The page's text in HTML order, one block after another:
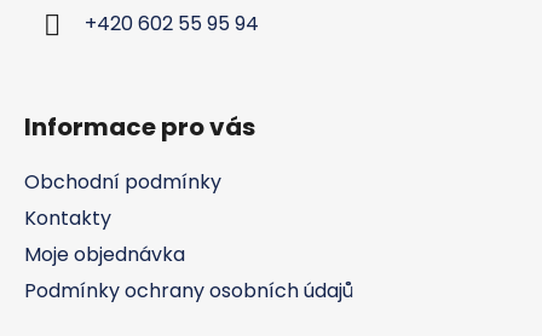
u
+420 602 55 95 94
Informace pro vás
Obchodní podmínky
Kontakty
Moje objednávka
Podmínky ochrany osobních údajů